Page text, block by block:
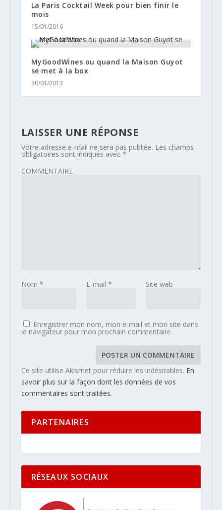
La Paris Cocktail Week pour bien finir le
mois
15/01/2016
MyGoodWines ou quand la Maison Guyot
se met à la box
30/01/2013
LAISSER UNE RÉPONSE
Votre adresse e-mail ne sera pas publiée. Les champs
obligatoires sont indiqués avec *
COMMENTAIRE
Nom * E-mail * Site web
Enregistrer mon nom, mon e-mail et mon site dans
le navigateur pour mon prochain commentaire.
Ce site utilise Akismet pour réduire les indésirables. En
savoir plus sur la façon dont les données de vos
commentaires sont traitées.
PARTENAIRES
RÉSEAUX SOCIAUX